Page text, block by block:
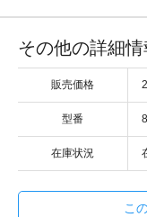
その他の詳細情
販売価格
型番
在庫状況
こ